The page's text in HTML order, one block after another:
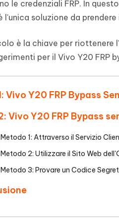
Data Recovery
cancellati in Windows
4DDiG
dell'iPhone senza
PC
Android senza PC Pulire
PDF online gratis
Gratis
di fotoritocco con
Creare
l'AI
le credenziali FRP. In
l'unica soluzione da
è la chiave per riottenere
per il Vivo Y20 FRP
Vivo Y20 FRP Bypass
Vivo Y20 FRP Bypass
Metodo 1: Attraverso il Servizio
Metodo 2: Utilizzare il Sito Web
Metodo 3: Provare un Codice